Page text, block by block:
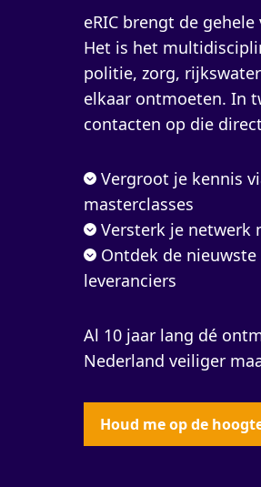
eRIC brengt de
Het is het
politie, zorg,
elkaar ontmoeten. In
contacten op die
Vergroot je kennis
masterclasses
Versterk je netwerk
Ontdek de
leveranciers
Al 10 jaar lang dé
Nederland veiliger
Houd me op de